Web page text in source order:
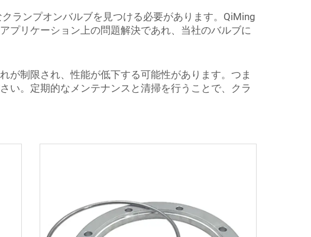
ランプオンバルブを見つける必要があります。QiMing
プリケーション上の問題解決であれ、当社のバルブに
が制限され、性能が低下する可能性があります。つま
い。定期的なメンテナンスと清掃を行うことで、クラ